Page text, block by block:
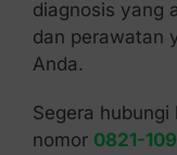
diagnosis yang
dan perawatan
Anda.
Segera
nomor 0821-